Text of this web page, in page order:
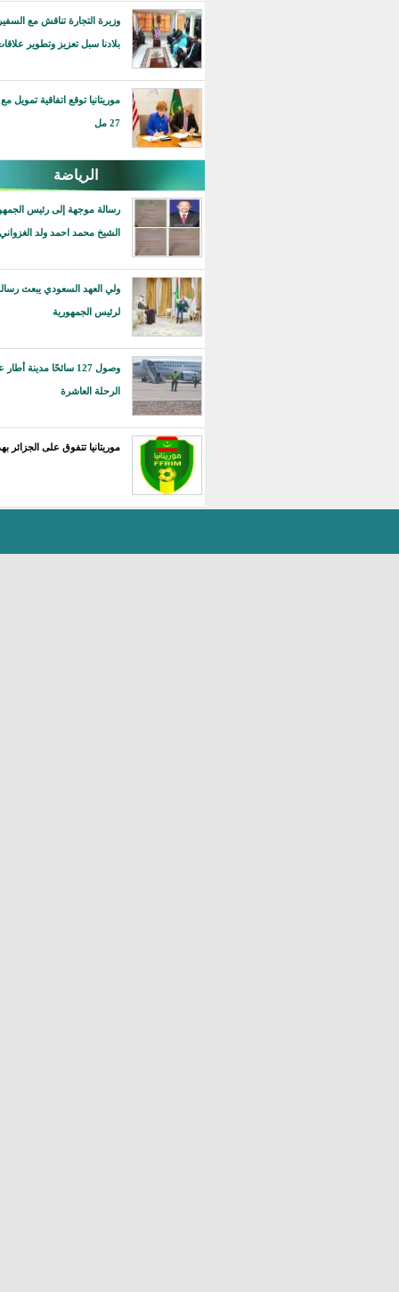
وزيرة التجارة تناقش مع السفير لبريطاني
بلادنا سبل تعزيز وتطوير علاقات التعاون
موريتانيا توقع اتفاقية تمويل مع أمريكا بقيمة
27 مل
رسالة موجهة إلى رئيس الجمهورية محمد
الشيخ محمد احمد ولد الغزواني
ولي العهد السعودي يبعث رسالة خطية
لرئيس الجمهورية
وصول 127 سائحًا مدينة أطار على متن
الرحلة العاشرة
موريتانيا تتفوق على الجزائر بهدف دون رد